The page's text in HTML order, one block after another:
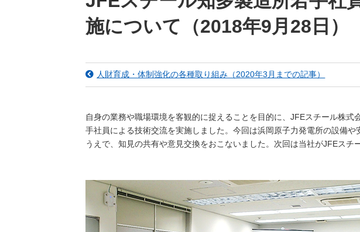
ニュース（新しいウィンドウを開きます）
よくあるご質問・お問い合わせ（新しいウィンドウを開きます）
施について（2018年9月28日）
人財育成・体制強化の各種取り組み（2020年3月までの記事）
自身の業務や職場環境を客観的に捉えることを目的に、JFEスチール株
手社員による技術交流を実施しました。今回は浜岡原子力発電所の設備
うえで、知見の共有や意見交換をおこないました。次回は当社がJFEスチ